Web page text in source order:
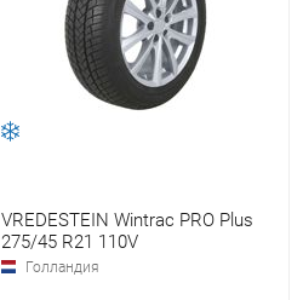
VREDESTEIN Wintrac PRO Plus
275/45 R21 110V
Голландия